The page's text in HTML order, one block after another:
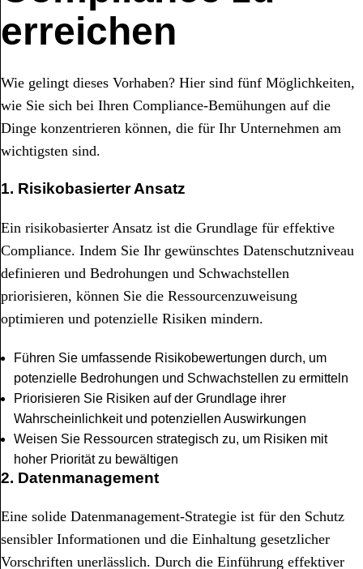
erreichen
Wie gelingt dieses Vorhaben? Hier sind fünf Möglichkeiten,
wie Sie sich bei Ihren Compliance-Bemühungen auf die
Dinge konzentrieren können, die für Ihr Unternehmen am
wichtigsten sind.
1. Risikobasierter Ansatz
Ein risikobasierter Ansatz ist die Grundlage für effektive
Compliance. Indem Sie Ihr gewünschtes Datenschutzniveau
definieren und Bedrohungen und Schwachstellen
priorisieren, können Sie die Ressourcenzuweisung
optimieren und potenzielle Risiken mindern.
Führen Sie umfassende Risikobewertungen durch, um
potenzielle Bedrohungen und Schwachstellen zu ermitteln
Priorisieren Sie Risiken auf der Grundlage ihrer
Wahrscheinlichkeit und potenziellen Auswirkungen
Weisen Sie Ressourcen strategisch zu, um Risiken mit
hoher Priorität zu bewältigen
2. Datenmanagement
Eine solide Datenmanagement-Strategie ist für den Schutz
sensibler Informationen und die Einhaltung gesetzlicher
Vorschriften unerlässlich. Durch die Einführung effektiver